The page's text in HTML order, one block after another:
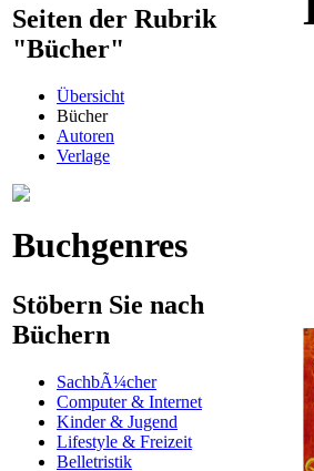
Seiten der Rubrik
"Bücher"
Übersicht
Bücher
Autoren
Verlage
Buchgenres
Stöbern Sie nach
Büchern
SachbÃ¼cher
Computer & Internet
Kinder & Jugend
Lifestyle & Freizeit
Belletristik